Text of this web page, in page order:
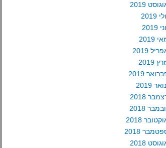
2019
2019
2019
2019
2019
2019
2019
2019
2018
2018
2018
2018
2018